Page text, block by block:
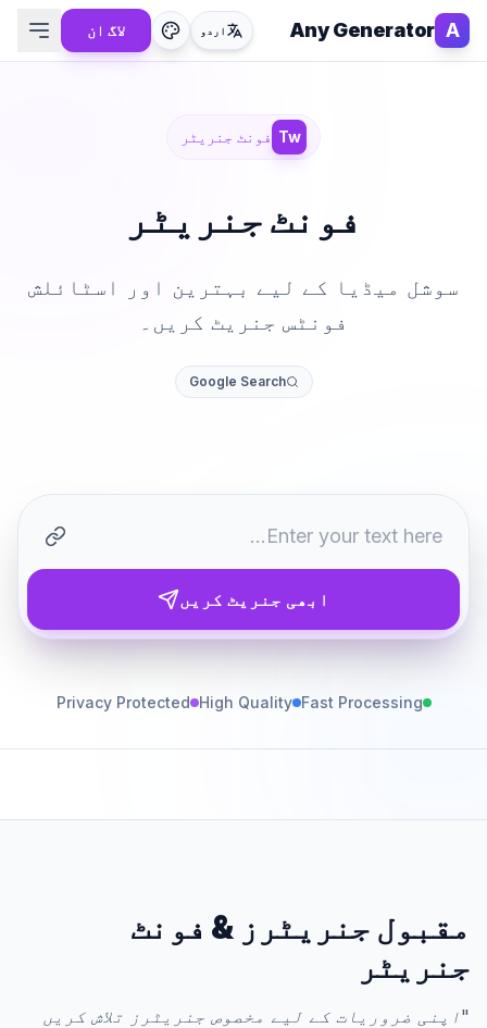
A
Any Generator اردو لاگ ان
Tw فونٹ جنریٹر
فونٹ جنریٹر
سوشل میڈیا کے لیے بہترین اور اسٹائلش
فونٹس جنریٹ کریں۔
Google Search
ابھی جنریٹ کریں
Fast Processing
High Quality
Privacy Protected
مقبول جنریٹرز & فونٹ
جنریٹر
"اپنی ضروریات کے لیے مخصوص جنریٹرز تلاش کریں